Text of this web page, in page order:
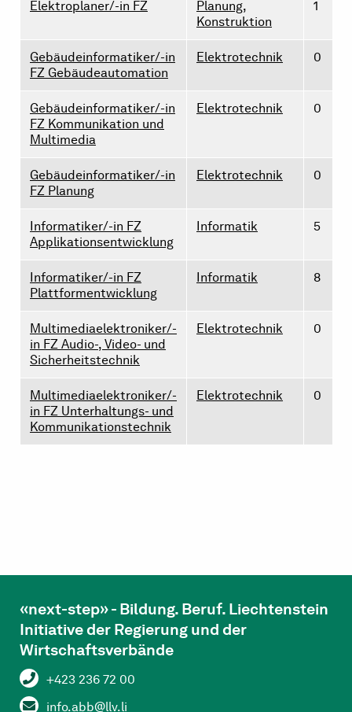
Elektroplaner/-in FZ
Planung,
Konstruktion
1
Gebäudeinformatiker/-in
FZ Gebäudeautomation
Elektrotechnik 0
Gebäudeinformatiker/-in
FZ Kommunikation und
Multimedia
Elektrotechnik 0
Gebäudeinformatiker/-in
FZ Planung
Elektrotechnik 0
Informatiker/-in FZ
Applikationsentwicklung
Informatik 5
Informatiker/-in FZ
Plattformentwicklung
Informatik 8
Multimediaelektroniker/-
in FZ Audio-, Video- und
Sicherheitstechnik
Elektrotechnik 0
Multimediaelektroniker/-
in FZ Unterhaltungs- und
Kommunikationstechnik
Elektrotechnik 0
«next-step» - Bildung. Beruf. Liechtenstein
Initiative der Regierung und der
Wirtschaftsverbände
+423 236 72 00
info.abb@llv.li